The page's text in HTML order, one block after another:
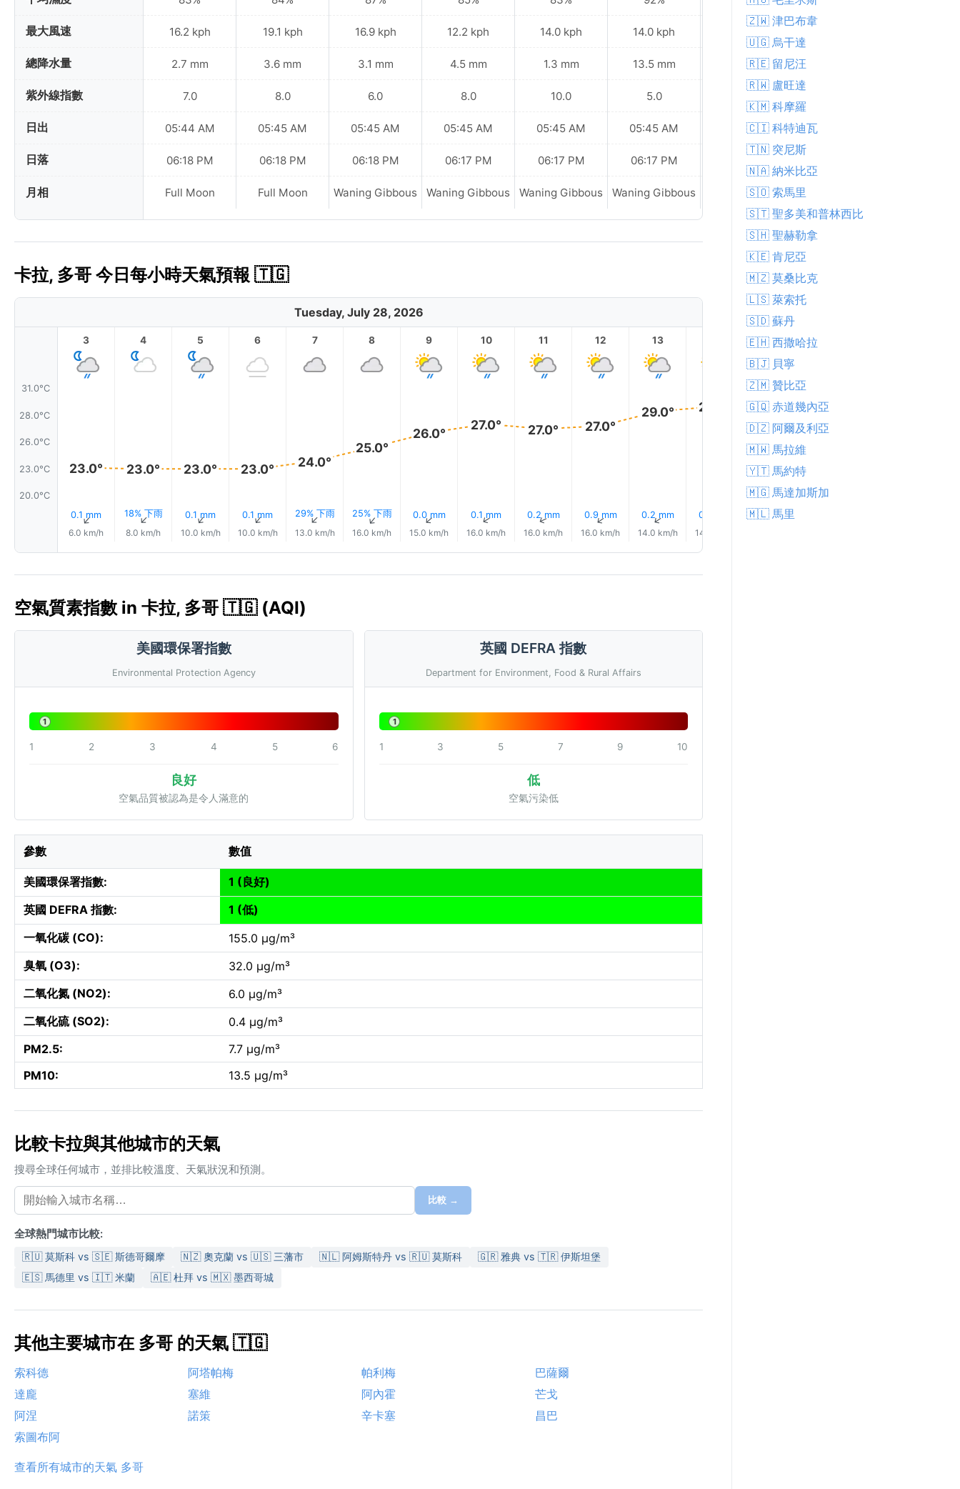
最大風速
總降水量
紫外線指數
日出
日落
月相
16.2 kph
2.7 mm
7.0
05:44 AM
06:18 PM
Full Moon
19.1 kph
3.6 mm
8.0
05:45 AM
06:18 PM
Full Moon
16.9 kph
3.1 mm
6.0
05:45 AM
06:18 PM
Waning Gibbous
12.2 kph
4.5 mm
8.0
05:45 AM
06:17 PM
Waning Gibbous
14.0 kph
1.3 mm
10.0
05:45 AM
06:17 PM
Waning Gibbous
14.0 kph
13.5 mm
5.0
05:45 AM
06:17 PM
Waning Gibbous
10.5 mm
05:45 AM
Last Quarter
卡拉, 多哥 今日每小時天氣預報 🇹🇬
Tuesday, July 28, 2026
31.0°C
28.0°C
26.0°C
23.0°C
20.0°C
3
23.0°
0.1 mm
↑
6.0 km/h
4
23.0°
18% 下雨
↑
8.0 km/h
5
23.0°
0.1 mm
↑
10.0 km/h
6
23.0°
0.1 mm
↑
10.0 km/h
7
24.0°
29% 下雨
↑
13.0 km/h
8
25.0°
25% 下雨
↑
16.0 km/h
9
26.0°
0.0 mm
↑
15.0 km/h
10
27.0°
0.1 mm
↑
16.0 km/h
11
27.0°
0.2 mm
↑
16.0 km/h
12
27.0°
0.9 mm
↑
16.0 km/h
13
29.0°
0.2 mm
↑
14.0 km/h
29.0°
0.8 mm
14.0 km/h
15
29.0°
0.3 mm
↑
28.0°
空氣質素指數 in 卡拉, 多哥 🇹🇬 (AQI)
美國環保署指數
Environmental Protection Agency
1
1 2 3 4 5 6
良好
空氣品質被認為是令人滿意的
英國 DEFRA 指數
Department for Environment, Food & Rural Affairs
1
1 3 5 7 9 10
低
空氣污染低
參數 數值
美國環保署指數:
1 (良好)
英國 DEFRA 指數:
1 (低)
一氧化碳 (CO):
155.0 µg/m³
臭氧 (O3):
32.0 µg/m³
二氧化氮 (NO2):
6.0 µg/m³
二氧化硫 (SO2):
0.4 µg/m³
PM2.5:
7.7 µg/m³
PM10:
13.5 µg/m³
比較卡拉與其他城市的天氣
搜尋全球任何城市，並排比較溫度、天氣狀況和預測。
比較 →
全球熱門城市比較:
🇷🇺 莫斯科 vs 🇸🇪 斯德哥爾摩 🇳🇿 奧克蘭 vs 🇺🇸 三藩市 🇳🇱 阿姆斯特丹 vs 🇷🇺 莫斯科
🇬🇷 雅典 vs 🇹🇷 伊斯坦堡
🇪🇸 馬德里 vs 🇮🇹 米蘭
🇦🇪 杜拜 vs 🇲🇽 墨西哥城
其他主要城市在 多哥 的天氣 🇹🇬
索科德 阿塔帕梅 帕利梅
巴薩爾
達龐
塞維 阿內霍
芒戈
阿涅
諾策 辛卡塞
昌巴
索圖布阿
查看所有城市的天氣 多哥
🇿🇼 津巴布韋
🇺🇬 烏干達
🇷🇪 留尼汪
🇷🇼 盧旺達
🇰🇲 科摩羅
🇨🇮 科特迪瓦
🇹🇳 突尼斯
🇳🇦 納米比亞
🇸🇴 索馬里
🇸🇹 聖多美和普林西比
🇸🇭 聖赫勒拿
🇰🇪 肯尼亞
🇲🇿 莫桑比克
🇱🇸 萊索托
🇸🇩 蘇丹
🇪🇭 西撒哈拉
🇧🇯 貝寧
🇿🇲 贊比亞
🇬🇶 赤道幾內亞
🇩🇿 阿爾及利亞
🇲🇼 馬拉維
🇾🇹 馬約特
🇲🇬 馬達加斯加
🇲🇱 馬里